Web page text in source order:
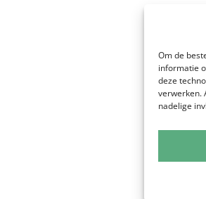
Om de
informatie
deze
verwerken.
nadelige